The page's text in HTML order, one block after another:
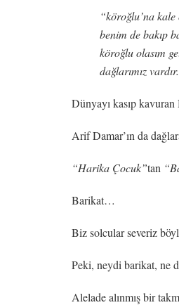
“köroğlu’na
benim de bakıp
köroğlu olasım
dağlarımız
Dünyayı kasıp kavuran
Arif Damar’ın da
“Harika Çocuk”tan
Barikat…
Biz solcular severiz
Peki, neydi barikat, ne
Alelade alınmış bir